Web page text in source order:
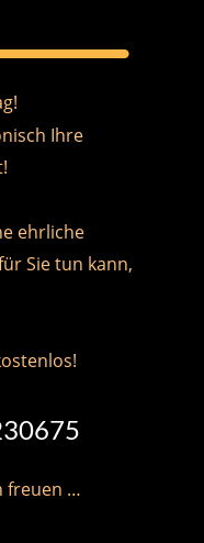
Ihre
ehrliche
Sie tun kann,
freuen …